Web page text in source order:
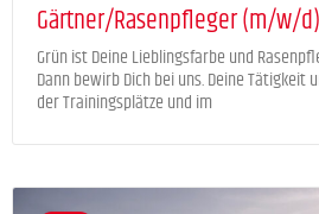
Gärtner/Rasenpfleger (m/w/d)
Grün ist Deine Lieblingsfarbe und
Dann bewirb Dich bei uns. Deine Tätigkeit
der Trainingsplätze und im